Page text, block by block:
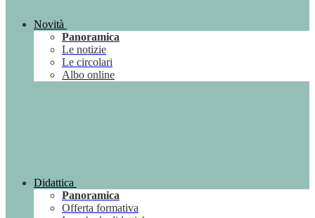
Novità
Panoramica
Le notizie
Le circolari
Albo online
Didattica
Panoramica
Offerta formativa